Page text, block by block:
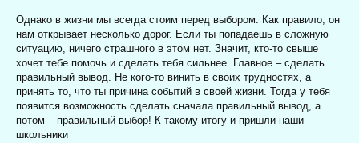
Однако в жизни мы всегда стоим перед выбором. Как правило, он
нам открывает несколько дорог. Если ты попадаешь в сложную
ситуацию, ничего страшного в этом нет. Значит, кто-то свыше
хочет тебе помочь и сделать тебя сильнее. Главное – сделать
правильный вывод. Не кого-то винить в своих трудностях, а
принять то, что ты причина событий в своей жизни. Тогда у тебя
появится возможность сделать сначала правильный вывод, а
потом – правильный выбор! К такому итогу и пришли наши
школьники